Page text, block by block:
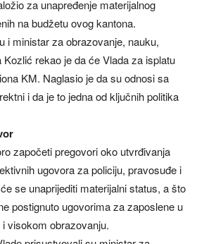
za unapređenje materijalnog
na budžetu ovog kantona.
i ministar za obrazovanje, nauku,
rekao je da će Vlada za isplatu
KM. Naglasio je da su odnosi sa
i da je to jedna od ključnih politika
započeti pregovori oko utvrđivanja
ugovora za policiju, pravosuđe i
se unaprijediti materijalni status, a što
postignuto ugovorima za zaposlene u
visokom obrazovanju.